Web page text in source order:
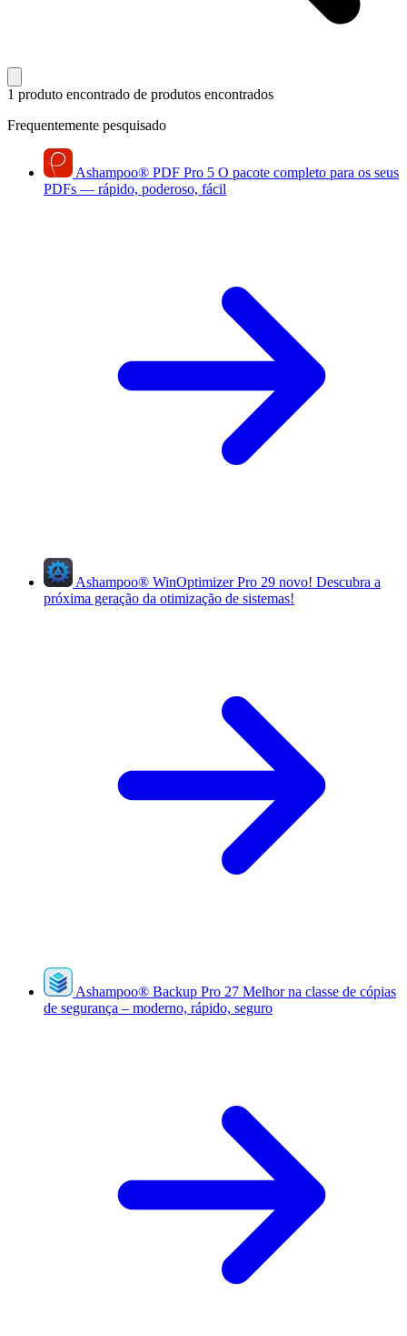
1 produto encontrado de produtos encontrados
Frequentemente pesquisado
Ashampoo® PDF Pro 5 O pacote completo para os seus
PDFs — rápido, poderoso, fácil
Ashampoo® WinOptimizer Pro 29 novo! Descubra a
próxima geração da otimização de sistemas!
Ashampoo® Backup Pro 27 Melhor na classe de cópias
de segurança – moderno, rápido, seguro